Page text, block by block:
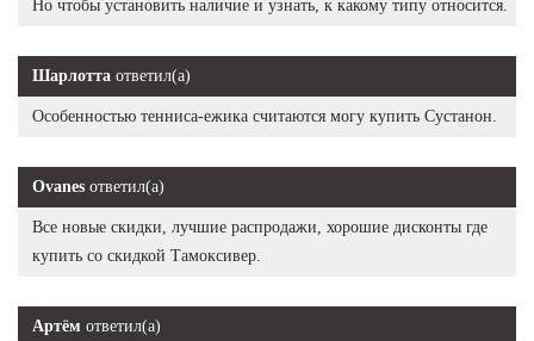
Но чтобы установить наличие и узнать, к какому типу относится.
Шарлотта ответил(а)
Особенностью тенниса-ежика считаются могу купить Сустанон.
Ovanes ответил(а)
Все новые скидки, лучшие распродажи, хорошие дисконты где
купить со скидкой Тамоксивер.
Артём ответил(а)